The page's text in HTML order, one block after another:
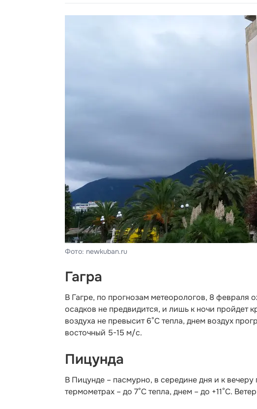
Фото: newkuban.ru
Гагра
В Гагре, по прогнозам метеорологов, 8 февраля
осадков не предвидится, и лишь к ночи пройдет
воздуха не превысит 6°С тепла, днем воздух
восточный 5-15 м/с.
Пицунда
В Пицунде – пасмурно, в середине дня и к
термометрах – до 7°С тепла, днем – до +11°С.